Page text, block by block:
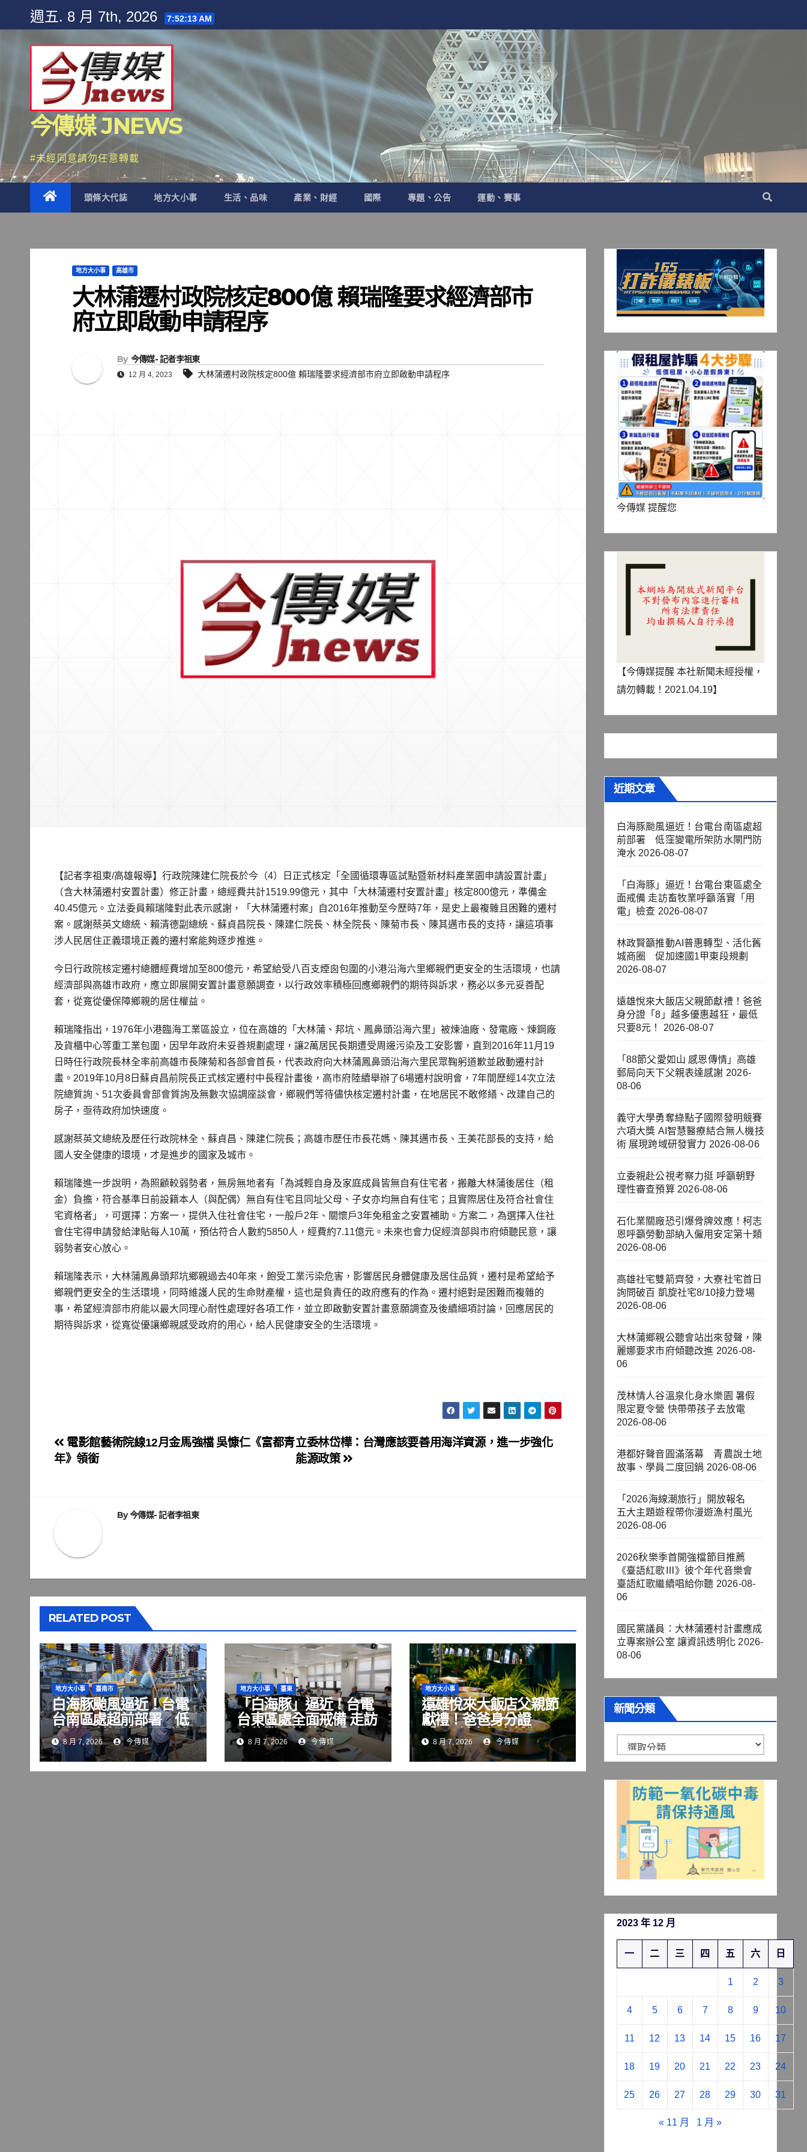
content
週五. 8 月 7th, 2026 7:52:14 AM
今傳媒 JNEWS
#未經同意請勿任意轉載
頭條大代誌 地方大小事 生活、品味 產業、財經 國際 專題、公告 運動、賽事
地方大小事 高雄市
大林蒲遷村政院核定800億 賴瑞隆要求經濟部市
府立即啟動申請程序
By 今傳媒- 記者李祖東
12 月 4, 2023 大林蒲遷村政院核定800億 賴瑞隆要求經濟部市府立即啟動申請程序
【記者李祖東/高雄報導】行政院陳建仁院長於今（4）日正式核定「全國循環專區試點暨新材料產業園申請設置計畫」
（含大林蒲遷村安置計畫）修正計畫，總經費共計1519.99億元，其中「大林蒲遷村安置計畫」核定800億元，準備金
40.45億元。立法委員賴瑞隆對此表示感謝，「大林蒲遷村案」自2016年推動至今歷時7年，是史上最複雜且困難的遷村
案。感謝蔡英文總統、賴清德副總統、蘇貞昌院長、陳建仁院長、林全院長、陳菊市長、陳其邁市長的支持，讓這項事
涉人民居住正義環境正義的遷村案能夠逐步推進。
今日行政院核定遷村總體經費增加至800億元，希望給受八百支煙囪包圍的小港沿海六里鄉親們更安全的生活環境，也請
經濟部與高雄市政府，應立即展開安置計畫意願調查，以行政效率積極回應鄉親們的期待與訴求，務必以多元妥善配
套，從寬從優保障鄉親的居住權益。
賴瑞隆指出，1976年小港臨海工業區設立，位在高雄的「大林蒲、邦坑、鳳鼻頭沿海六里」被煉油廠、發電廠、煉鋼廠
及貨櫃中心等重工業包圍，因早年政府未妥善規劃處理，讓2萬居民長期遭受周邊污染及工安影響，直到2016年11月19
日時任行政院長林全率前高雄市長陳菊和各部會首長，代表政府向大林蒲鳳鼻頭沿海六里民眾鞠躬道歉並啟動遷村計
畫。2019年10月8日蘇貞昌前院長正式核定遷村中長程計畫後，高市府陸續舉辦了6場遷村說明會，7年間歷經14次立法
院總質詢、51次委員會部會質詢及無數次協調座談會，鄉親們等待儘快核定遷村計畫，在地居民不敢修繕、改建自己的
房子，亟待政府加快速度。
感謝蔡英文總統及歷任行政院林全、蘇貞昌、陳建仁院長；高雄市歷任市長花媽、陳其邁市長、王美花部長的支持，給
國人安全健康的環境，才是進步的國家及城市。
賴瑞隆進一步說明，為照顧較弱勢者，無房無地者有「為減輕自身及家庭成員皆無自有住宅者，搬離大林蒲後居住（租
金）負擔，符合基準日前設籍本人（與配偶）無自有住宅且同址父母、子女亦均無自有住宅；且實際居住及符合社會住
宅資格者」，可選擇：方案一，提供入住社會住宅，一般戶2年、關懷戶3年免租金之安置補助。方案二，為選擇入住社
會住宅得申請發給津貼每人10萬，預估符合人數約5850人，經費約7.11億元。未來也會力促經濟部與市府傾聽民意，讓
弱勢者安心放心。
賴瑞隆表示，大林蒲鳳鼻頭邦坑鄉親過去40年來，飽受工業污染危害，影響居民身體健康及居住品質，遷村是希望給予
鄉親們更安全的生活環境，同時維護人民的生命財產權，這也是負責任的政府應有的作為。遷村絕對是困難而複雜的
事，希望經濟部市府能以最大同理心耐性處理好各項工作，並立即啟動安置計畫意願調查及後續細項討論，回應居民的
期待與訴求，從寬從優讓鄉親感受政府的用心，給人民健康安全的生活環境。
文
章
立委林岱樺：台灣應該要善用海洋資源，進一步強化
能源政策
電影館藝術院線12月金馬強檔 吳慷仁《富都青
年》領銜
By今傳媒- 記者李祖東
RELATED POST
地方大小事 臺南市
白海豚颱風逼近！台電
台南區處超前部署 低
窪變電所架防水閘門防
淹水
8 月 7, 2026 今傳媒
地方大小事 臺東
「白海豚」逼近！台電
台東區處全面戒備 走訪
畜牧業呼籲落實「用
電」檢查
8 月 7, 2026 今傳媒
地方大小事
遠雄悅來大飯店父親節
獻禮！爸爸身分證
「8」越多優惠越狂，
最低只要8元！
8 月 7, 2026 今傳媒
今傳媒 提醒您
【今傳媒提醒 本社新聞未經授權，
請勿轉載！2021.04.19】
近期文章
白海豚颱風逼近！台電台南區處超
前部署 低窪變電所架防水閘門防
淹水 2026-08-07
「白海豚」逼近！台電台東區處全
面戒備 走訪畜牧業呼籲落實「用
電」檢查 2026-08-07
林政賢籲推動AI普惠轉型、活化舊
城商圈 促加速國1甲東段規劃
2026-08-07
遠雄悅來大飯店父親節獻禮！爸爸
身分證「8」越多優惠越狂，最低
只要8元！
2026-08-07
「88節父愛如山 感恩傳情」高雄
郵局向天下父親表達感謝 2026-
08-06
義守大學勇奪綠點子國際發明競賽
六項大獎 AI智慧醫療結合無人機技
術 展現跨域研發實力 2026-08-06
立委親赴公視考察力挺 呼籲朝野
理性審查預算 2026-08-06
石化業關廠恐引爆骨牌效應！柯志
恩呼籲勞動部納入僱用安定第十類
2026-08-06
高雄社宅雙箭齊發，大寮社宅首日
詢問破百 凱旋社宅8/10接力登場
2026-08-06
大林蒲鄉親公聽會站出來發聲，陳
麗娜要求市府傾聽改進 2026-08-
06
茂林情人谷溫泉化身水樂園 暑假
限定夏令營 快帶帶孩子去放電
2026-08-06
港都好聲音圓滿落幕 青農說土地
故事、學員二度回鍋 2026-08-06
「2026海線潮旅行」開放報名
五大主題遊程帶你漫遊漁村風光
2026-08-06
2026秋樂季首開強檔節目推薦
《臺語紅歌Ⅲ》彼个年代音樂會
臺語紅歌繼續唱給你聽 2026-08-
06
國民黨議員：大林蒲遷村計畫應成
立專案辦公室 讓資訊透明化 2026-
08-06
新聞分類
聞
分
2023 年 12 月
一 二 三 四 五 六 日
1 2 3
4 5 6 7 8 9 10
11 12 13 14 15 16 17
18 19 20 21 22 23 24
25 26 27 28 29 30 31
« 11 月 1 月 »